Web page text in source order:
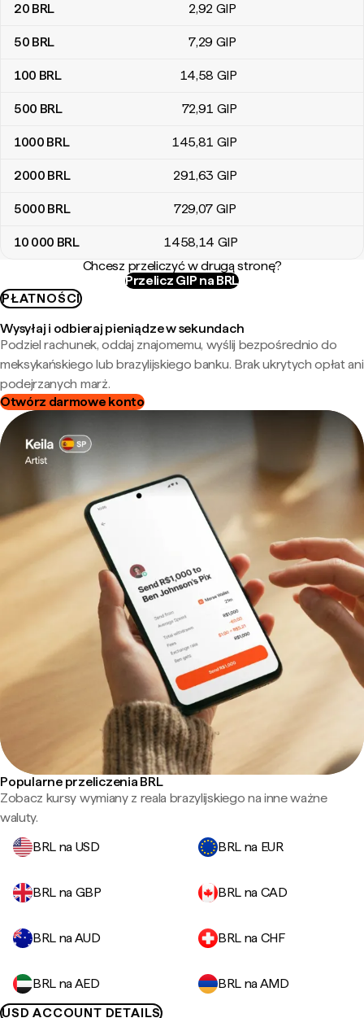
20 BRL 2,92 GIP
50 BRL 7,29 GIP
100 BRL 14,58 GIP
500 BRL 72,91 GIP
1000 BRL 145,81 GIP
2000 BRL 291,63 GIP
5000 BRL 729,07 GIP
10 000 BRL 1458,14 GIP
Chcesz przeliczyć w drugą stronę?
Przelicz GIP na BRL
PŁATNOŚCI
Wysyłaj i odbieraj pieniądze w sekundach
Podziel rachunek, oddaj znajomemu, wyślij bezpośrednio do
meksykańskiego lub brazylijskiego banku. Brak ukrytych opłat ani
podejrzanych marż.
Otwórz darmowe konto
Popularne przeliczenia BRL
Zobacz kursy wymiany z reala brazylijskiego na inne ważne
waluty.
BRL na USD
BRL na EUR
BRL na GBP BRL na CAD
BRL na AUD BRL na CHF
BRL na AED
BRL na AMD
USD ACCOUNT DETAILS